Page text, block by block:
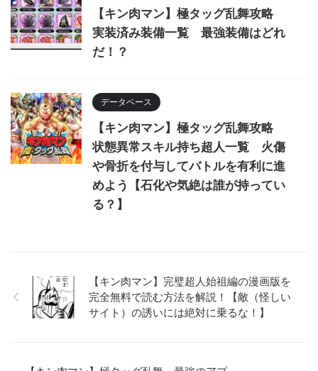
【キン肉マン】極タッグ乱舞攻略
実装済み装備一覧 最強装備はどれ
だ！？
データベース
【キン肉マン】極タッグ乱舞攻略
状態異常スキル持ち超人一覧 火傷
や骨折を付与してバトルを有利に進
めよう【石化や気絶は誰が持ってい
る？】
【キン肉マン】完璧超人始祖編の漫画版を
完全無料で読む方法を解説！【敵（怪しい
サイト）の誘いには絶対に乗るな！】